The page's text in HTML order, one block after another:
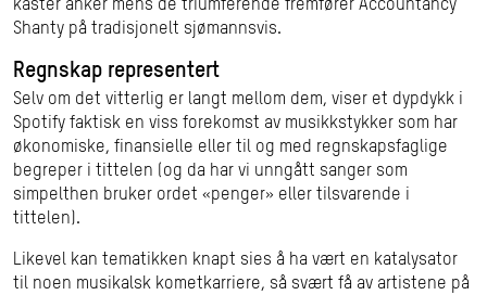
kaster anker mens de triumferende fremfører Accountancy
Shanty på tradisjonelt sjømannsvis.
Regnskap representert
Selv om det vitterlig er langt mellom dem, viser et dypdykk i
Spotify faktisk en viss forekomst av musikkstykker som har
økonomiske, finansielle eller til og med regnskapsfaglige
begreper i tittelen (og da har vi unngått sanger som
simpelthen bruker ordet «penger» eller tilsvarende i
tittelen).
Likevel kan tematikken knapt sies å ha vært en katalysator
til noen musikalsk kometkarriere, så svært få av artistene på